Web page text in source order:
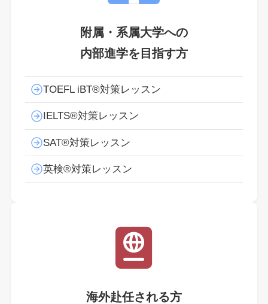
附属・系属大学への
内部進学を目指す方
TOEFL iBT®対策レッスン
IELTS®対策レッスン
SAT®対策レッスン
英検®対策レッスン
海外赴任される方